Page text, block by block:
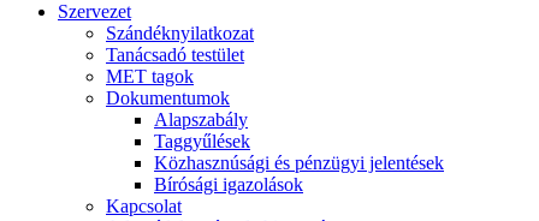
Szervezet
Szándéknyilatkozat
Tanácsadó testület
MET tagok
Dokumentumok
Alapszabály
Taggyűlések
Közhasznúsági és pénzügyi jelentések
Bírósági igazolások
Kapcsolat